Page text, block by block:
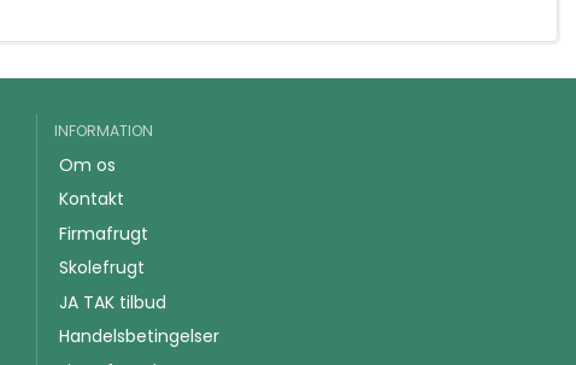
INFORMATION
Om os
Kontakt
Firmafrugt
Skolefrugt
JA TAK tilbud
Handelsbetingelser